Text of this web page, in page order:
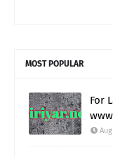
MOST POPULAR
For